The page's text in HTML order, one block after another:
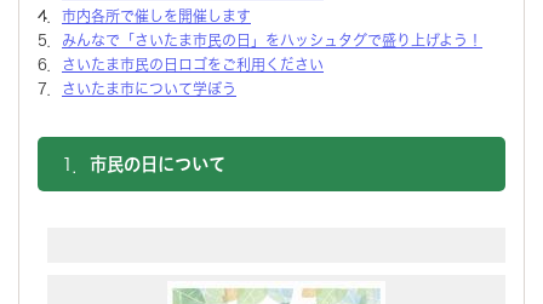
4． 市内各所で催しを開催します
5． みんなで「さいたま市民の日」をハッシュタグで盛り上げよう！
6． さいたま市民の日ロゴをご利用ください
7． さいたま市について学ぼう
1． 市民の日について